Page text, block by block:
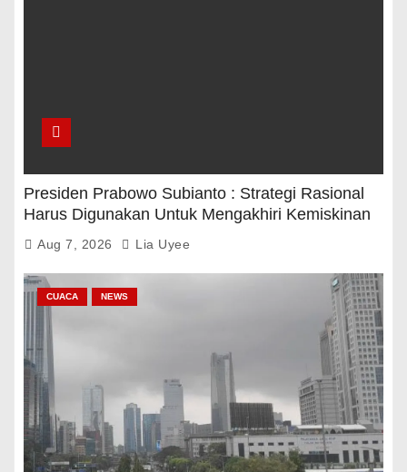
Presiden Prabowo Subianto : Strategi Rasional
Harus Digunakan Untuk Mengakhiri Kemiskinan
Aug 7, 2026 Lia Uyee
CUACA NEWS